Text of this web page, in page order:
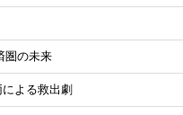
圏の未来
よる救出劇